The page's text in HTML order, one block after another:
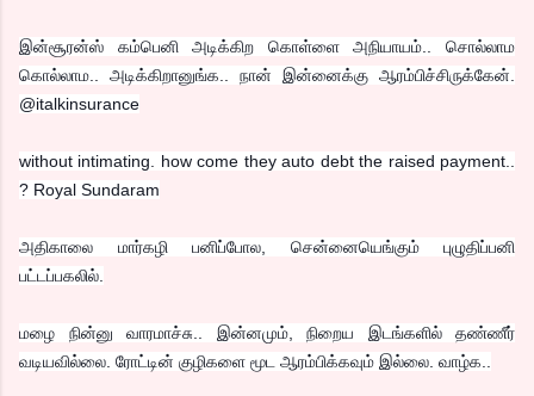
இன்சூரன்ஸ் கம்பெனி அடிக்கிற கொள்ளை அநியாயம்.. சொல்லாம
கொல்லாம.. அடிக்கிறானுங்க.. நான் இன்னைக்கு ஆரம்பிச்சிருக்கேன்.
@italkinsurance
without intimating. how come they auto debt the raised payment..
? Royal Sundaram
அதிகாலை மார்கழி பனிப்போல, சென்னையெங்கும் புழுதிப்பனி
பட்டப்பகலில்.
மழை நின்னு வாரமாச்சு.. இன்னமும், நிறைய இடங்களில் தண்ணீர்
வடியவில்லை. ரோட்டின் குழிகளை மூட ஆரம்பிக்கவும் இல்லை. வாழ்க..